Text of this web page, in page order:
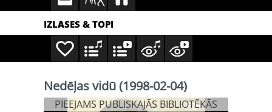
IZLASES & TOPI
Nedēļas vidū (1998-02-04)
PIEEJAMS PUBLISKAJĀS BIBLIOTĒKĀS